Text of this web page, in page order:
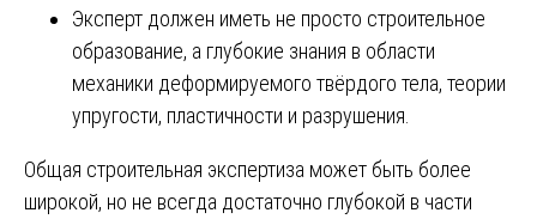
Эксперт должен иметь не просто строительное
образование, а глубокие знания в области
механики деформируемого твёрдого тела, теории
упругости, пластичности и разрушения.
Общая строительная экспертиза может быть более
широкой, но не всегда достаточно глубокой в части